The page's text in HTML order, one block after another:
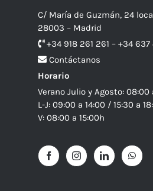
C/ María de Guzmán, 24
28003 – Madrid
+34 918 261 261 – +34 637
Contáctanos
Horario
Verano Julio y Agosto: 08:00
L-J: 09:00 a 14:00 / 15:30 a
V: 08:00 a 15:00h